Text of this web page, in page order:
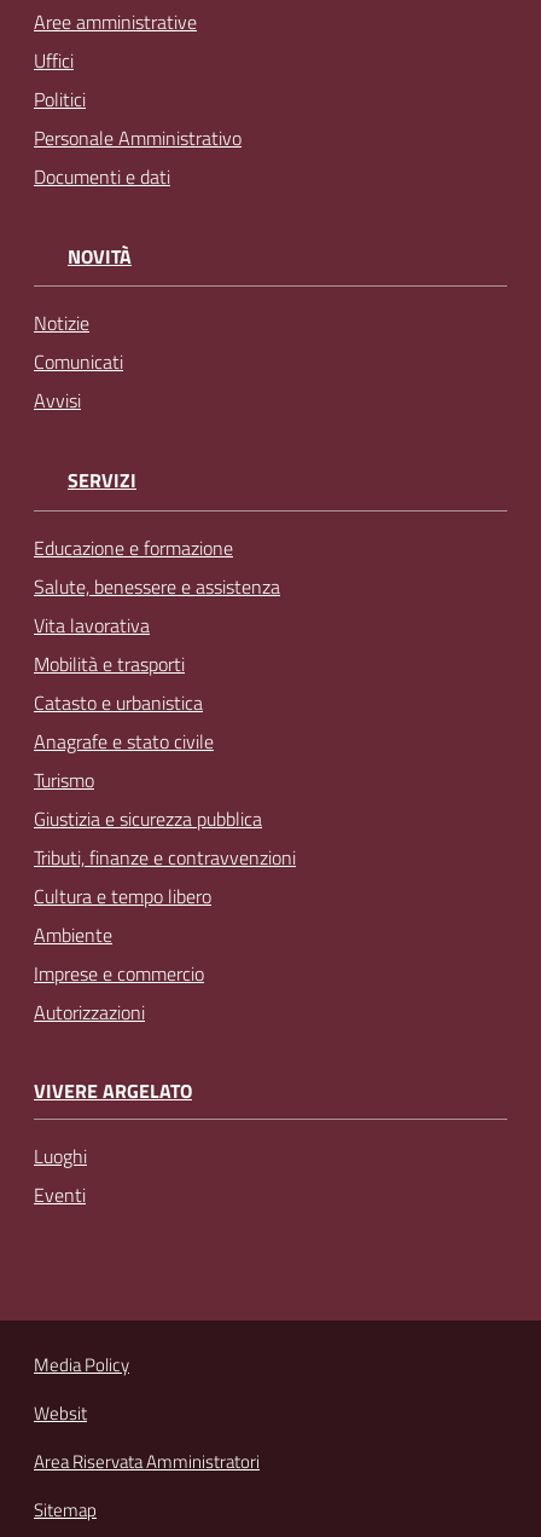
Aree amministrative
Uffici
Politici
Personale Amministrativo
Documenti e dati
NOVITÀ
Notizie
Comunicati
Avvisi
SERVIZI
Educazione e formazione
Salute, benessere e assistenza
Vita lavorativa
Mobilità e trasporti
Catasto e urbanistica
Anagrafe e stato civile
Turismo
Giustizia e sicurezza pubblica
Tributi, finanze e contravvenzioni
Cultura e tempo libero
Ambiente
Imprese e commercio
Autorizzazioni
VIVERE ARGELATO
Luoghi
Eventi
Media Policy
Websit
Area Riservata Amministratori
Sitemap